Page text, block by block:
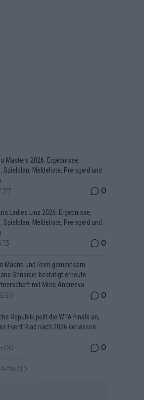
Masters 2026: Ergebnisse,
Spielplan, Meldeliste, Preisgeld und
0
Ladies Linz 2026: Ergebnisse,
Spielplan, Meldeliste, Preisgeld und
0
Madrid und Rom gemeinsam
Shnaider bestätigt erneute
mit Mirra Andreeva
0
Republik peilt die WTA Finals an,
Event Riad nach 2026 verlassen
0